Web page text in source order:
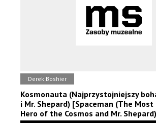
Derek Boshier
Kosmonauta (Najprzystojniejszy
i Mr. Shepard) [Spaceman (The Most
Hero of the Cosmos and Mr.